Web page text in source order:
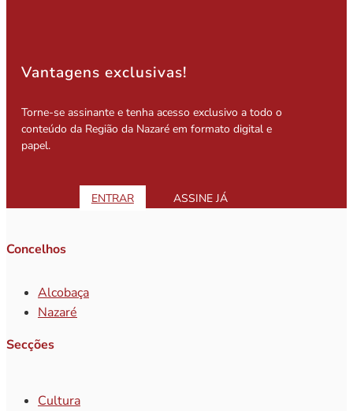
Vantagens exclusivas!
Torne-se assinante e tenha acesso exclusivo a todo o
conteúdo da Região da Nazaré em formato digital e
papel.
ENTRAR ASSINE JÁ
Concelhos
Alcobaça
Nazaré
Secções
Cultura